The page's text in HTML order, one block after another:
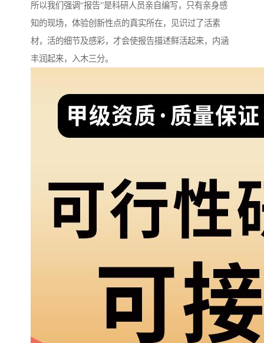
所以我们强调“报告”是科研人员亲自编写，只有亲身感
知的现场，体验创新性点的真实所在，见识过了活素
材，活的细节及感彩，才会使报告描述鲜活起来，内涵
丰润起来，入木三分。